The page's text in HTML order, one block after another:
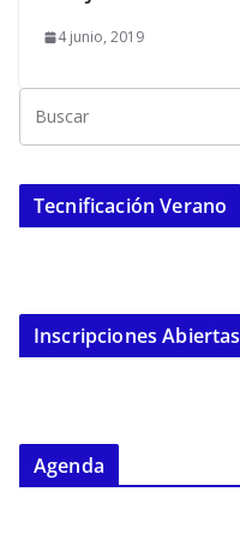
4 junio, 2019
Tecnificación Verano
Inscripciones Abiertas
Agenda